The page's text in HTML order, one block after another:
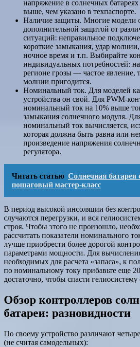
напряжение в солнечных батареях
выше, чем указано в техпаспорте.
Наличие защиты. Многие модели
дополнительной защитой от
ситуаций: неправильное
короткие замыкания, удар молнии,
ночное время и т.п. Выбирайте
индивидуальных потребностей:
регионе грозы — частое явление,
молнии пригодится.
Номинальный ток. Для моделей
устройства он свой. Для PWM-
номинальный ток на 10% выше
замыкания солнечного модуля.
номинальный ток вычисляется,
которая должна быть равна или
произведение напряжения
регулятора.
Читать статью Солнечная
пошаговый мастер-класс
В период высокой инсоляции без
случаются перегрузки, и вся
строя. Чтобы этого не произошло,
рассчитать показатели номинального
лучше приобрести более дорогой
параметрами мощности. Для
необходимых для расчета «запаса», к
по номинальному току прибавьте еще
достаточно, чтобы спасти гелиосистему
Обзор контроллеров
батареи: разновидности
По своему устройство различают
(не считая самодельных):